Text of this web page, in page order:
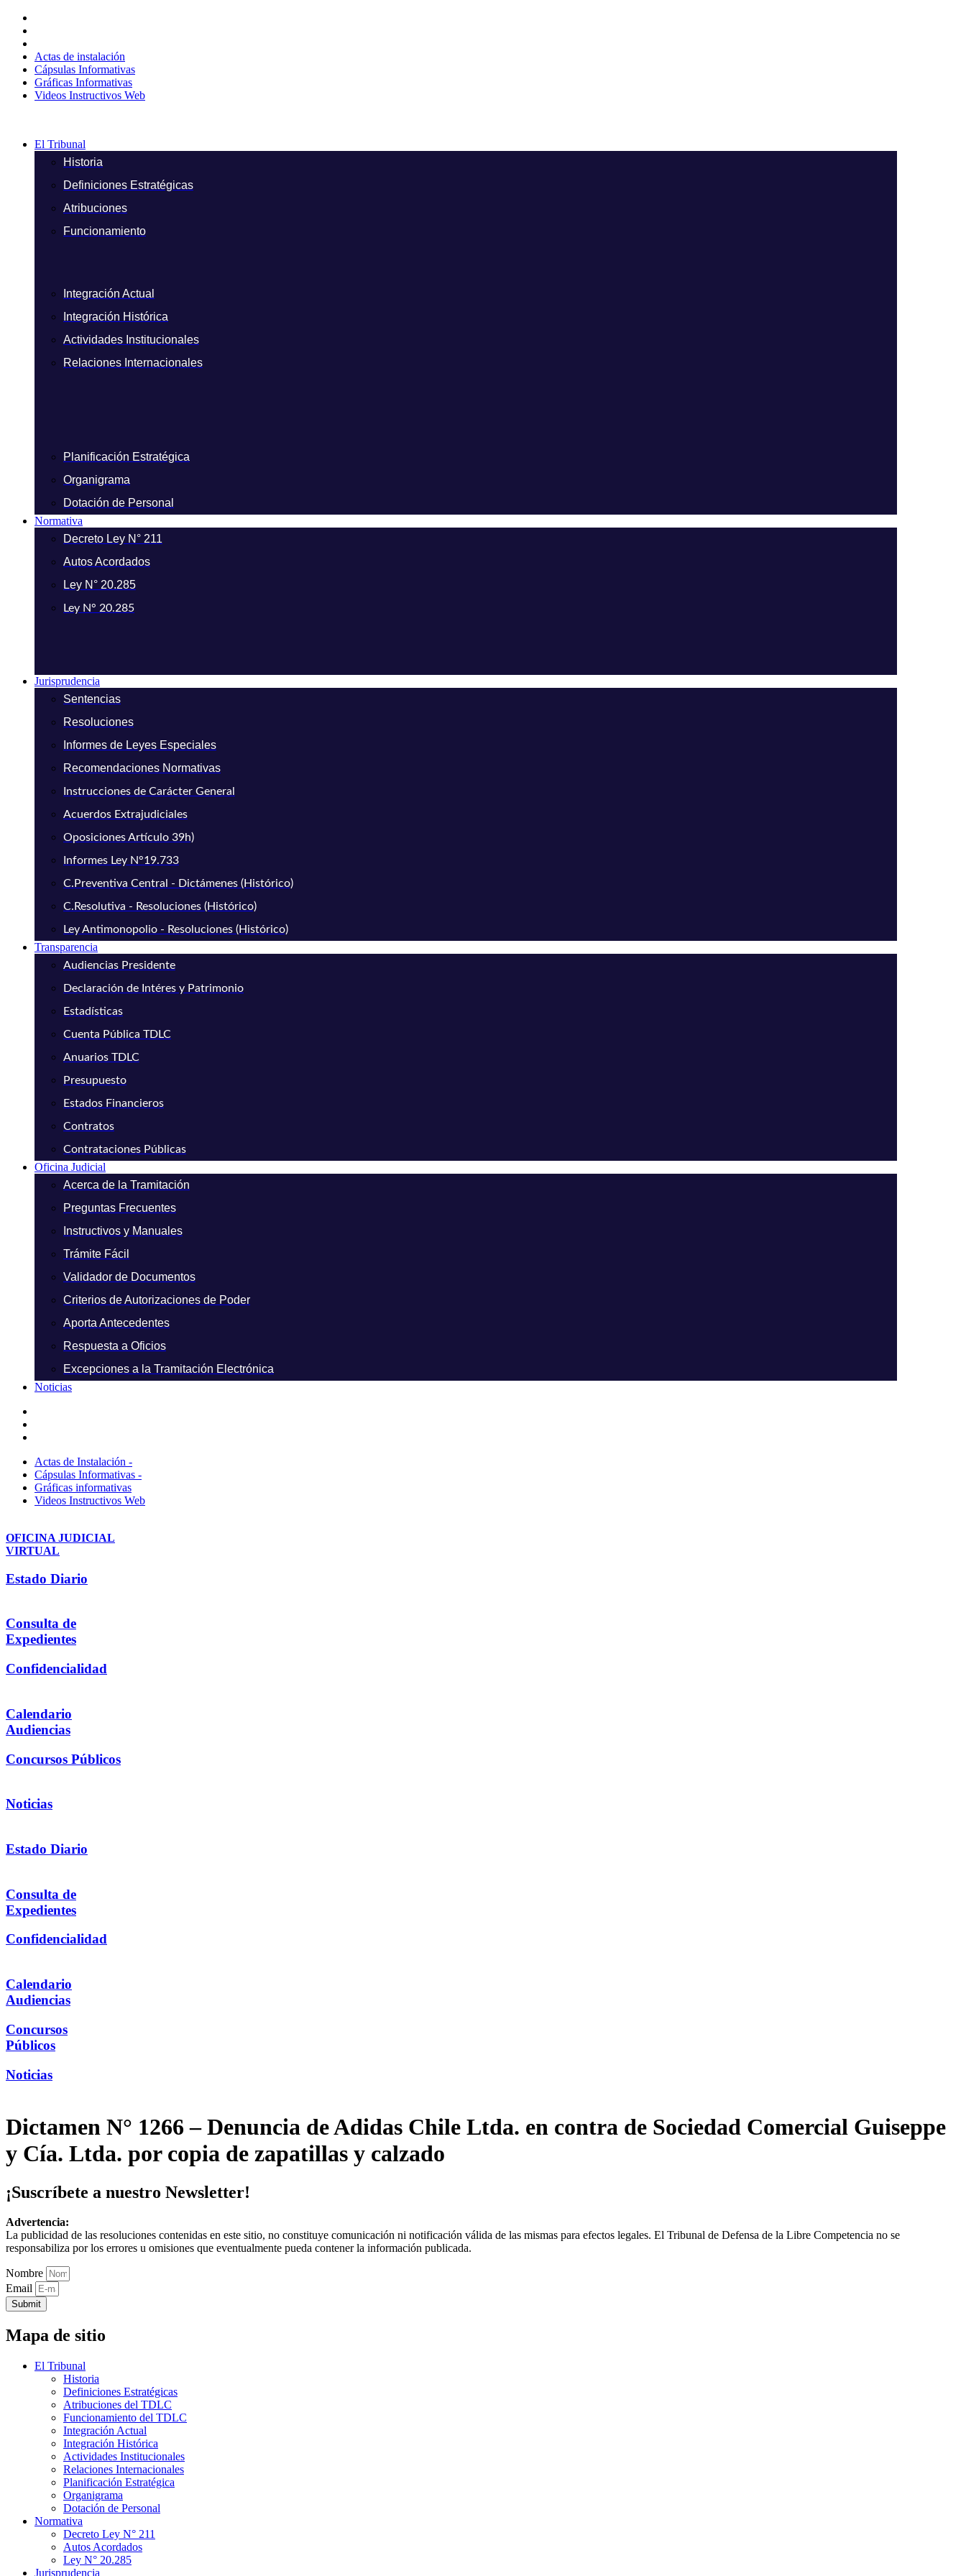
contenido
Actas de instalación
Cápsulas Informativas
Gráficas Informativas
Videos Instructivos Web
El Tribunal
Historia
Definiciones Estratégicas
Atribuciones
Funcionamiento
Integración Actual
Integración Histórica
Actividades Institucionales
Relaciones Internacionales
Planificación Estratégica
Organigrama
Dotación de Personal
Normativa
Decreto Ley N° 211
Autos Acordados
Ley N° 20.285
Ley N° 20.285
Jurisprudencia
Sentencias
Resoluciones
Informes de Leyes Especiales
Recomendaciones Normativas
Instrucciones de Carácter General
Acuerdos Extrajudiciales
Oposiciones Artículo 39h)
Informes Ley N°19.733
C.Preventiva Central - Dictámenes (Histórico)
C.Resolutiva - Resoluciones (Histórico)
Ley Antimonopolio - Resoluciones (Histórico)
Transparencia
Audiencias Presidente
Declaración de Intéres y Patrimonio
Estadísticas
Cuenta Pública TDLC
Anuarios TDLC
Presupuesto
Estados Financieros
Contratos
Contrataciones Públicas
Oficina Judicial
Acerca de la Tramitación
Preguntas Frecuentes
Instructivos y Manuales
Trámite Fácil
Validador de Documentos
Criterios de Autorizaciones de Poder
Aporta Antecedentes
Respuesta a Oficios
Excepciones a la Tramitación Electrónica
Noticias
Actas de Instalación -
Cápsulas Informativas -
Gráficas informativas
Videos Instructivos Web
OFICINA JUDICIAL
VIRTUAL
Estado Diario
Consulta de
Expedientes
Confidencialidad
Calendario
Audiencias
Concursos Públicos
Noticias
Estado Diario
Consulta de
Expedientes
Confidencialidad
Calendario
Audiencias
Concursos
Públicos
Noticias
Dictamen N° 1266 – Denuncia de Adidas Chile Ltda. en contra de Sociedad Comercial Guiseppe
y Cía. Ltda. por copia de zapatillas y calzado
¡Suscríbete a nuestro Newsletter!
Advertencia:
La publicidad de las resoluciones contenidas en este sitio, no constituye comunicación ni notificación válida de las mismas para efectos legales. El Tribunal de Defensa de la Libre Competencia no se
responsabiliza por los errores u omisiones que eventualmente pueda contener la información publicada.
Nombre
Email
Submit
Mapa de sitio
El Tribunal
Historia
Definiciones Estratégicas
Atribuciones del TDLC
Funcionamiento del TDLC
Integración Actual
Integración Histórica
Actividades Institucionales
Relaciones Internacionales
Planificación Estratégica
Organigrama
Dotación de Personal
Normativa
Decreto Ley N° 211
Autos Acordados
Ley N° 20.285
Jurisprudencia